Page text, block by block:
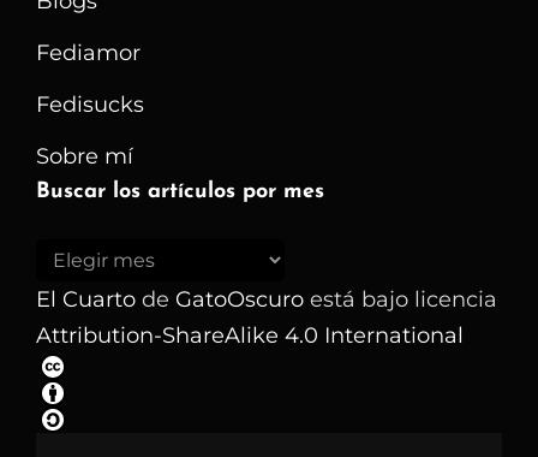
Fediamor
Fedisucks
Sobre mí
Buscar los artículos por mes
Buscar
los
artículos
por
mes
El Cuarto de GatoOscuro está bajo licencia
Attribution-ShareAlike 4.0 International